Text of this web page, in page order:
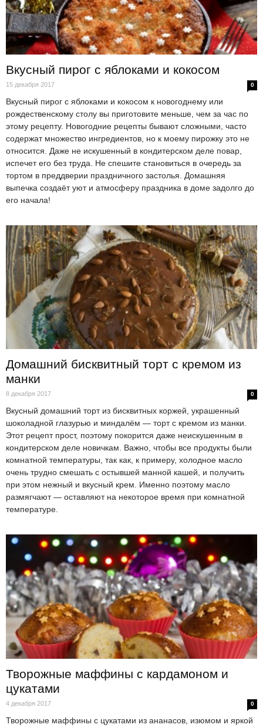
Вкусный пирог с яблоками и кокосом
15 декабря 2017 0
Вкусный пирог с яблоками и кокосом к новогоднему или
рождественскому столу вы приготовите меньше, чем за час по
этому рецепту. Новогодние рецепты бывают сложными, часто
содержат множество ингредиентов, но к моему пирожку это не
относится. Даже не искушенный в кондитерском деле повар,
испечет его без труда. Не спешите становиться в очередь за
тортом в преддверии праздничного застолья. Домашняя
выпечка создаёт уют и атмосферу праздника в доме задолго до
его начала!
Домашний бисквитный торт с кремом из
манки
8 декабря 2017 0
Вкусный домашний торт из бисквитных коржей, украшенный
шоколадной глазурью и миндалём — торт с кремом из манки.
Этот рецепт прост, поэтому покорится даже неискушенным в
кондитерском деле новичкам. Важно, чтобы все продукты были
комнатной температуры, так как, к примеру, холодное масло
очень трудно смешать с остывшей манной кашей, и получить
при этом нежный и вкусный крем. Именно поэтому масло
размягчают — оставляют на некоторое время при комнатной
температуре.
Творожные маффины с кардамоном и
цукатами
4 декабря 2017 0
Творожные маффины с цукатами из ананасов, изюмом и яркой